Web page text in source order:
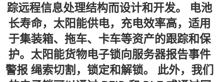
踪远程信息处理结构而设计和开发。 电池
长寿命，太阳能供电，充电效率高，适用
于集装箱、拖车、卡车等资产的跟踪和保
护。太阳能货物电子锁向服务器报告事件
警报 绳索切割，锁定和解锁。 此外，我们